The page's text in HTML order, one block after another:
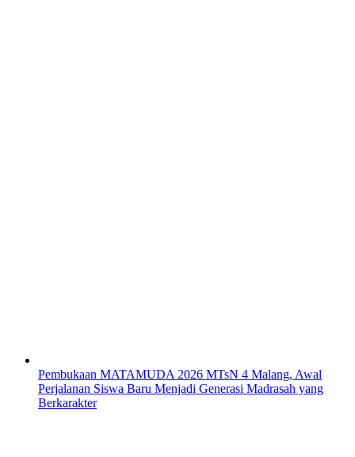
Pembukaan MATAMUDA 2026 MTsN 4 Malang, Awal
Perjalanan Siswa Baru Menjadi Generasi Madrasah yang
Berkarakter